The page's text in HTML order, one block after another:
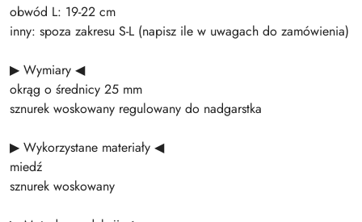
obwód L: 19-22 cm
inny: spoza zakresu S-L (napisz ile w uwagach do zamówienia)
▶ Wymiary ◀
okrąg o średnicy 25 mm
sznurek woskowany regulowany do nadgarstka
▶ Wykorzystane materiały ◀
miedź
sznurek woskowany